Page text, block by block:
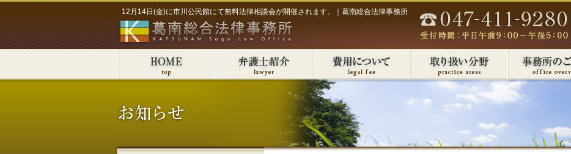
12月14日(金)に市川公民館にて無料法律相談会が開催されます。｜葛南総合法律事務所